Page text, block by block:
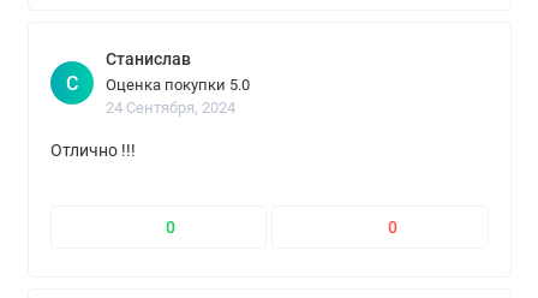
С
Станислав
Оценка покупки 5.0
24 Сентября, 2024
Отлично !!!
0 0